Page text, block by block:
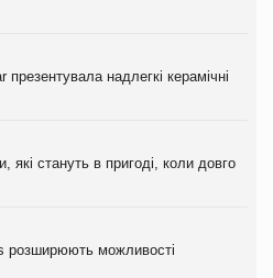
надлегкі керамічні
які стануть в пригоді, коли довго
розширюють можливості